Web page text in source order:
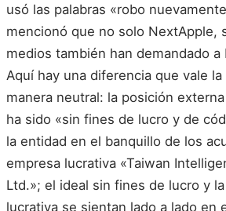
usó las palabras «robo
mencionó que no solo NextApple,
medios también han demandado a
Aquí hay una diferencia que vale
manera neutral: la posición
ha sido «sin fines de lucro y de
la entidad en el banquillo de los
empresa lucrativa «Taiwan
Ltd.»; el ideal sin fines de lucro y
lucrativa se sientan lado a lado en